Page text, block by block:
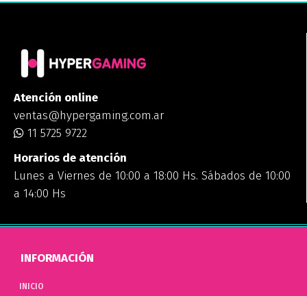
Atención online
ventas@hypergaming.com.ar
11 5725 9722
Horarios de atención
Lunes a Viernes de 10:00 a 18:00 Hs. Sábados de 10:00
a 14:00 Hs
INFORMACIÓN
INICIO